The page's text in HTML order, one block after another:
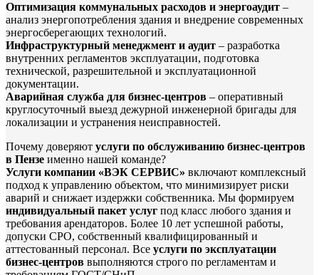
Оптимизация коммунальных расходов и энергоаудит –
анализ энергопотребления здания и внедрение современных
энергосберегающих технологий.
Инфраструктурный менеджмент и аудит – разработка
внутренних регламентов эксплуатации, подготовка
технической, разрешительной и эксплуатационной
документации.
Аварийная служба для бизнес-центров – оперативный
круглосуточный выезд дежурной инженерной бригады для
локализации и устранения неисправностей.
Почему доверяют услуги по обслуживанию бизнес-центров
в Пензе именно нашей команде?
Услуги компании «ВЭК СЕРВИС» включают комплексный
подход к управлению объектом, что минимизирует риски
аварий и снижает издержки собственника. Мы формируем
индивидуальный пакет услуг под класс любого здания и
требования арендаторов. Более 10 лет успешной работы,
допуски СРО, собственный квалифицированный и
аттестованный персонал. Все услуги по эксплуатации
бизнес-центров выполняются строго по регламентам и